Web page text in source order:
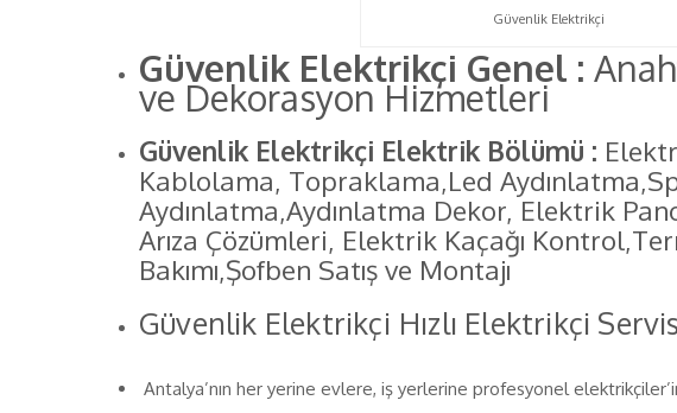
Güvenlik Elektrikçi
Güvenlik Elektrikçi Genel :
ve Dekorasyon Hizmetleri
Güvenlik Elektrikçi Elektrik Bölümü :
Kablolama, Topraklama,Led
Aydınlatma,Aydınlatma Dekor, Elektrik
Arıza Çözümleri, Elektrik Kaçağı
Bakımı,Şofben Satış ve Montajı
Güvenlik Elektrikçi Hızlı Elektrikçi
Antalya’nın her yerine evlere, iş yerlerine profesyonel